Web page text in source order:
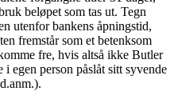
beløpet som tas ut. Tegn
utenfor bankens åpningstid,
fremstår som et betenksom
fre, hvis altså ikke Butler
egen person påslåt sitt syvende